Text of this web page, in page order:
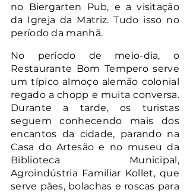
no Biergarten Pub, e a visitação
da Igreja da Matriz. Tudo isso no
período da manhã.
No período de meio-dia, o
Restaurante Bom Tempero serve
um típico almoço alemão colonial
regado a chopp e muita conversa.
Durante a tarde, os turistas
seguem conhecendo mais dos
encantos da cidade, parando na
Casa do Artesão e no museu da
Biblioteca Municipal,
Agroindústria Familiar Kollet, que
serve pães, bolachas e roscas para